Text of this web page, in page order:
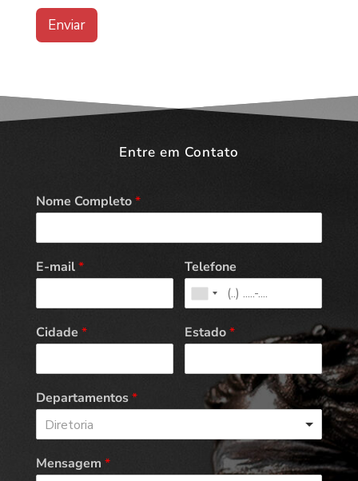
Enviar
Entre em Contato
Nome Completo*
E-mail* Telefone
Cidade * Estado*
Departamentos*
Diretoria
Mensagem *